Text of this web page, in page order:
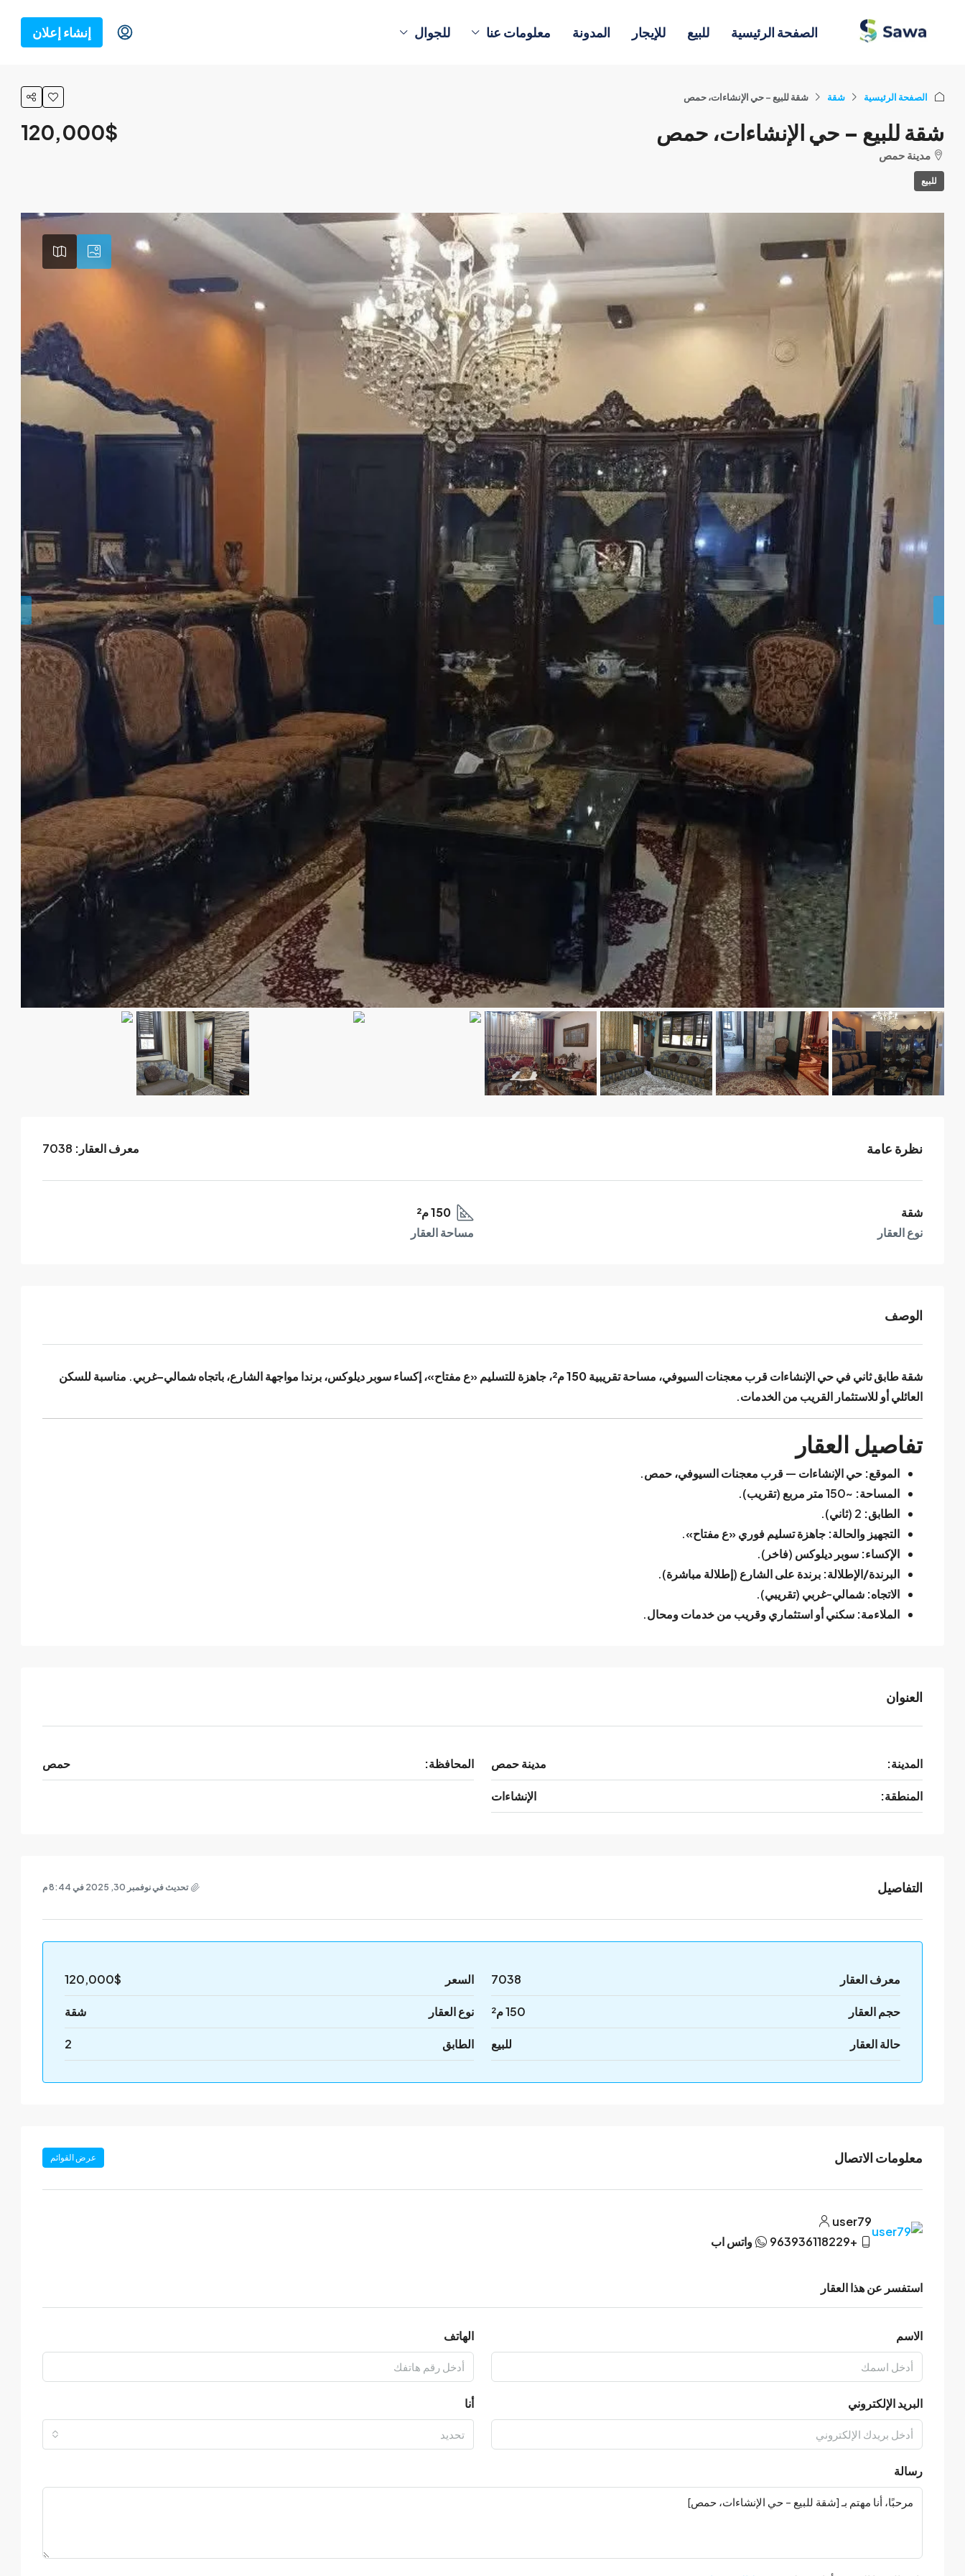
الصفحة الرئيسية للبيع للإيجار المدونة معلومات عنا للجوال إنشاء إعلان
الصفحة الرئيسية شقة شقة للبيع – حي الإنشاءات، حمص
شقة للبيع – حي الإنشاءات، حمص
مدينة حمص
للبيع
120,000$
نظرة عامة معرف العقار:
شقة
نوع العقار
150 م²
مساحة العقار
الوصف
شقة طابقثانيفيحي الإنشاءاتقرب معجنات السيوفي، مساحة تقريبية150 م² ، جاهزة للتسليم «ع مفتاح»، إكساءسوبر ديلوكس، برندا مواجهة الشارع، باتجاهشمالي-غربي. مناسبة للسكن
العائلي أو للاستثمار القريب من الخدمات.
تفاصيل العقار
الموقع: حي الإنشاءات — قرب معجنات السيوفي، حمص.
المساحة: ~150 متر مربع (تقريب).
الطابق:
التجهيز والحالة: جاهزة تسليم فوري «ع مفتاح».
الإكساء: سوبر ديلوكس (فاخر).
البرندة/الإطلالة: برندة على الشارع (إطلالة مباشرة).
الاتجاه: شمالي-غربي (تقريبي).
الملاءمة: سكني أو استثماري وقريب من خدمات ومحال.
العنوان
المدينة: مدينة حمص المحافظة: حمص
المنطقة: الإنشاءات
التفاصيل تحديث في نوفمبر 30, 2025 في 8:44 م
معرف العقار 7038 السعر 120,000$
حجم العقار 150 م² نوع العقار شقة
حالة العقار للبيع الطابق 2
معلومات الاتصال عرض القوائم
user79
+963936118229
واتس اب
استفسر عن هذا العقار
الاسم الهاتف
البريد الإلكتروني أنا
تحديد
رسالة